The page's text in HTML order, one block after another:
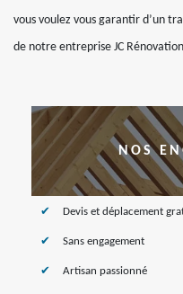
vous voulez vous garantir d’un
de notre entreprise JC
NOS
Devis et déplacement
Sans engagement
Artisan passionné